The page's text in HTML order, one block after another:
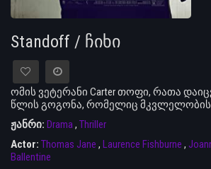
Standoff / ჩიხი
ომის ვეტერანი Carter თოფი, რათა
წლის გოგონა, რომელიც მკვლელობის.
ჟანრი: Drama , Thriller
Actor: Thomas Jane , Laurence Fishburne ,
Ballentine